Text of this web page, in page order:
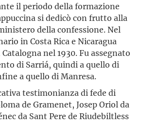
il periodo della formazione
si dedicò con frutto alla
della confessione. Nel
in Costa Rica e Nicaragua
nel 1930. Fu assegnato
di Sarriá, quindi a quello di
a quello di Manresa.
testimonianza di fede di
de Gramenet, Josep Oriol da
da Sant Pere de Riudebiltless